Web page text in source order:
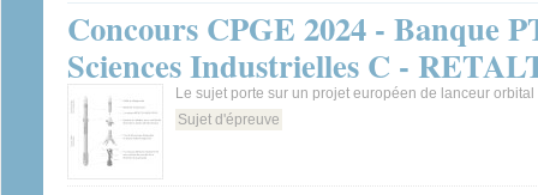
Concours CPGE 2024 - Banque
Sciences Industrielles C -
Le sujet porte sur un projet européen de lanceur
Sujet d'épreuve